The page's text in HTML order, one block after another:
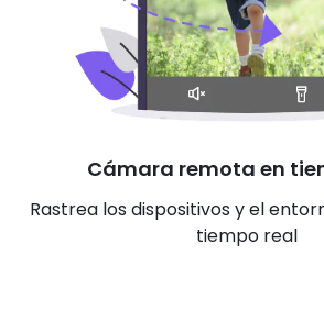
Cámara remota en
Rastrea los dispositivos y el
tiempo real